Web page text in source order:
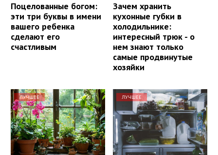
Поцелованные богом:
эти три буквы в имени
вашего ребенка
сделают его
счастливым
Зачем хранить
кухонные губки в
холодильнике:
интересный трюк - о
нем знают только
самые продвинутые
хозяйки
ЛУЧШЕЕ ЛУЧШЕЕ